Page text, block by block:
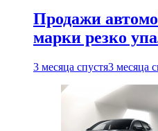
Продажи
марки резко
3 месяца спустя3 месяца